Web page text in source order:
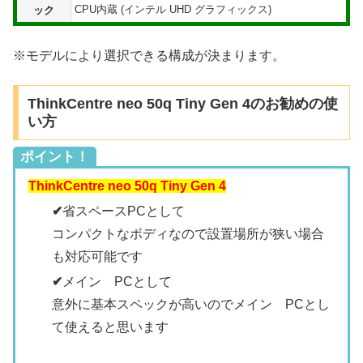
ック CPU内蔵 (インテル UHD グラフィックス)
※モデルにより選択できる構成が決まります。
ThinkCentre neo 50q Tiny Gen 4のお勧めの使
い方
ポイント！
ThinkCentre neo 50q Tiny Gen 4
✔省スペースPCとして
コンパクトなボディなので設置場所が狭い場合
も対応可能です
✔ メイン PCとして
意外に基本スペックが高いのでメイン PCとし
て使えると思います